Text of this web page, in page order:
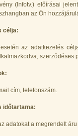
(Infotv.) előírásai
az Ön
célja:
az adatkezelés
szerződéses
cím, telefonszám.
időtartama:
adatokat a megrendelt